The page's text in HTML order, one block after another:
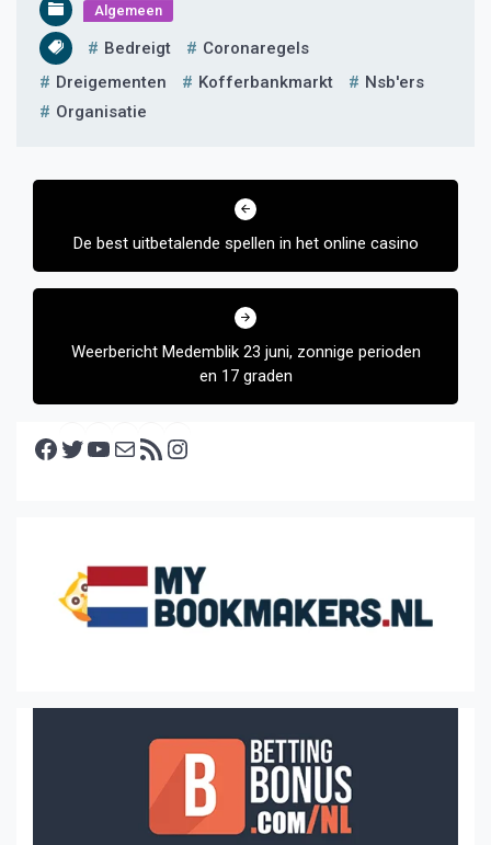
Algemeen
Bedreigt
Coronaregels
Dreigementen
Kofferbankmarkt
Nsb'ers
Organisatie
Bericht
De best uitbetalende spellen in het online casino
Weerbericht Medemblik 23 juni, zonnige perioden
en 17 graden
Facebook Twitter YouTube E-mail RSS feed